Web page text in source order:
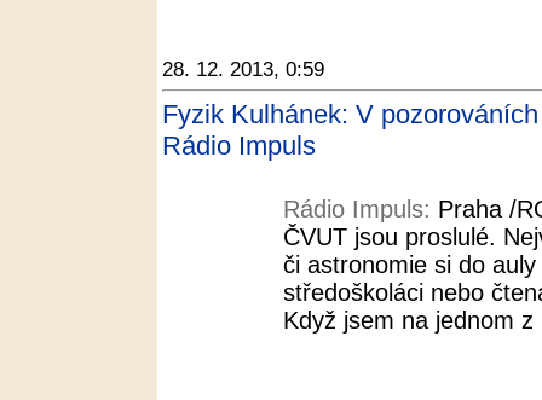
28. 12. 2013, 0:59
Fyzik Kulhánek: V
Rádio Impuls
Rádio Impuls: Praha /
ČVUT jsou proslulé.
či astronomie si do
středoškoláci nebo
Když jsem na jednom